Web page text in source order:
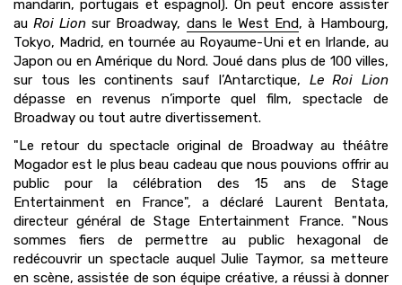
mandarin, portugais et espagnol). On peut encore assister
auRoi Lion sur Broadway, dans le West End, à Hambourg,
Tokyo, Madrid, en tournée au Royaume-Uni et en Irlande, au
Japon ou en Amérique du Nord. Joué dans plus de 100villes,
sur tous les continents sauf l’Antarctique, Le Roi Lion
dépasse en revenus n’importe quel film,spectacle de
Broadway ou tout autre divertissement.
"Le retour du spectacle original de Broadway au théâtre
Mogador est le plus beau cadeau que nouspouvions offrir au
public pour la célébration des 15 ans de Stage
Entertainment en France", a déclaré Laurent Bentata,
directeur général de Stage Entertainment France. "Nous
sommes fiers de permettre au public hexagonal de
redécouvrir un spectacle auquel Julie Taymor, sa metteure
en scène, assistée de son équipe créative, a réussi à donner